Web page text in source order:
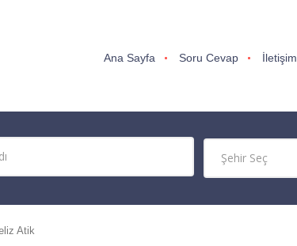
Ana Sayfa Soru Cevap İletişim
Atik